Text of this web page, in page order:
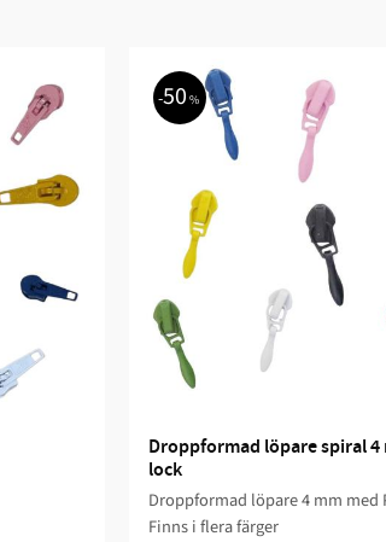
50 %
Droppformad löpare spiral 4
lock
Droppformad löpare 4 mm med
Finns i flera färger